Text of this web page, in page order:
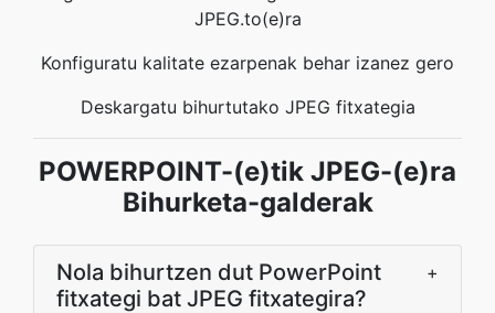
JPEG.to(e)ra
Konfiguratu kalitate ezarpenak behar izanez gero
Deskargatu bihurtutako JPEG fitxategia
POWERPOINT-(e)tik JPEG-(e)ra
Bihurketa-galderak
Nola bihurtzen dut PowerPoint
fitxategi bat JPEG fitxategira?
+